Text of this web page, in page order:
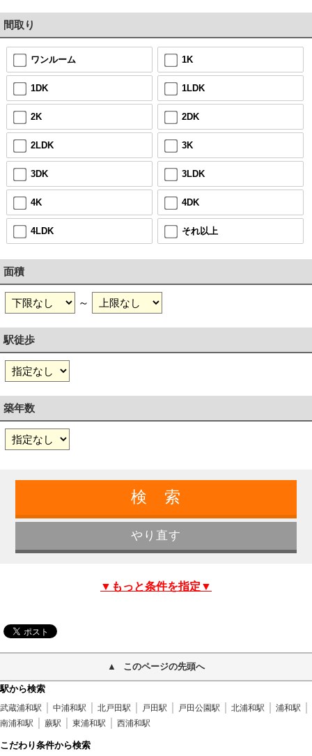
間取り
ワンルーム 1K
1DK 1LDK
2K 2DK
2LDK 3K
3DK 3LDK
4K 4DK
4LDK それ以上
面積
～
駅徒歩
築年数
▼もっと条件を指定▼
このページの先頭へ
駅から検索
武蔵浦和駅 中浦和駅 北戸田駅 戸田駅 戸田公園駅 北浦和駅
浦和駅
南浦和駅
蕨駅 東浦和駅 西浦和駅
こだわり条件から検索